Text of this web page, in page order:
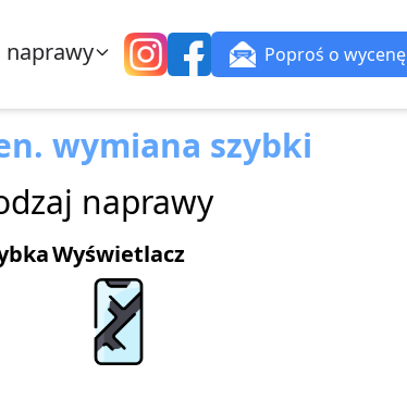
naprawy Poproś o wycenę
wymiana szybki
naprawy
Wyświetlacz